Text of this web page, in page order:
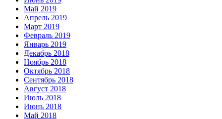
Май 2019
Апрель 2019
Март 2019
Февраль 2019
Январь 2019
Декабрь 2018
Ноябрь 2018
Октябрь 2018
Сентябрь 2018
Август 2018
Июль 2018
Июнь 2018
Май 2018